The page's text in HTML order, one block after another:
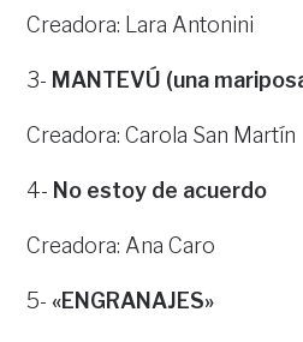
Creadora: Lara Antonini
3- MANTEVÚ (una
Creadora: Carola San Martín
4- No estoy de acuerdo
Creadora: Ana Caro
5-«ENGRANAJES»